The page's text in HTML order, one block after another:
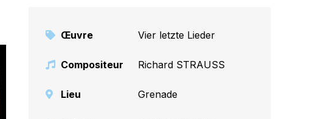
Œuvre Vier letzte Lieder
Compositeur Richard STRAUSS
Lieu Grenade